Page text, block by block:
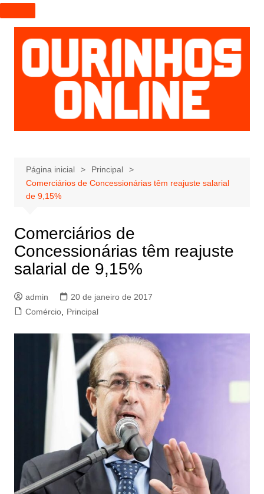
I
r
p
a
r
a
e
ú
d
Página inicial
Principal
Comerciários de Concessionárias têm reajuste salarial
de 9,15%
Comerciários de
Concessionárias têm reajuste
salarial de 9,15%
admin
20 de janeiro de 2017
Comércio, Principal